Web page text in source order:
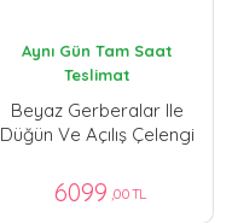
Aynı Gün Tam Saat
Teslimat
Beyaz Gerberalar Ile
Düğün Ve Açılış Çelengi
6099 ,00 TL